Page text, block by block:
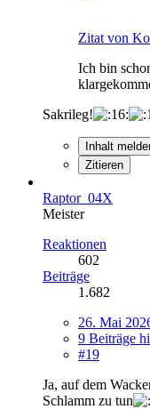
Zitat von
Ich bin
Sakrileg!
Inhalt
Zitieren
Raptor_04X
Meister
Reaktionen
602
Beiträge
1.682
26. Mai
9 Beiträge
#19
Ja, auf dem
Schlamm zu tun